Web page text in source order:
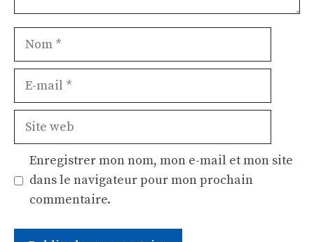
Nom
Site
Enregistrer mon nom, mon e-mail et mon site
dans le navigateur pour mon prochain
commentaire.